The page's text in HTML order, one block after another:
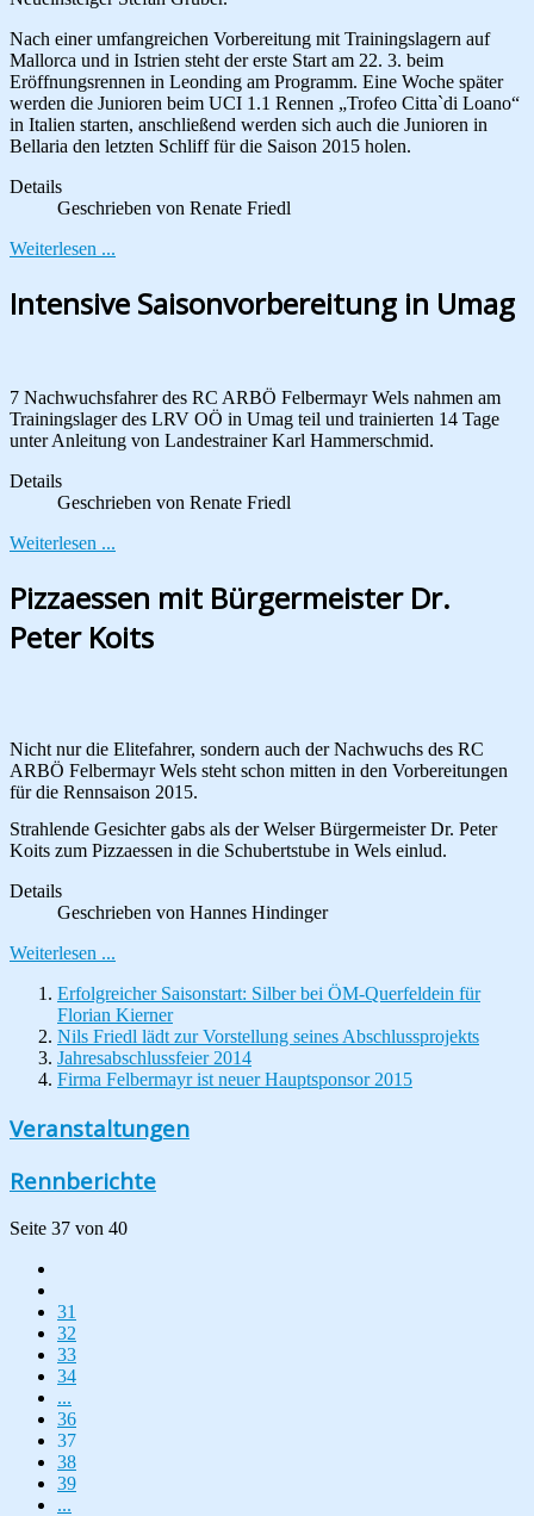
Nach einer umfangreichen Vorbereitung mit Trainingslagern auf
Mallorca und in Istrien steht der erste Start am 22. 3. beim
Eröffnungsrennen in Leonding am Programm. Eine Woche später
werden die Junioren beim UCI 1.1 Rennen „Trofeo Citta`di Loano“
in Italien starten, anschließend werden sich auch die Junioren in
Bellaria den letzten Schliff für die Saison 2015 holen.
Details
Geschrieben von Renate Friedl
Weiterlesen ...
Intensive Saisonvorbereitung in Umag
7 Nachwuchsfahrer des RC ARBÖ Felbermayr Wels nahmen am
Trainingslager des LRV OÖ in Umag teil und trainierten 14 Tage
unter Anleitung von Landestrainer Karl Hammerschmid.
Details
Geschrieben von Renate Friedl
Weiterlesen ...
Pizzaessen mit Bürgermeister Dr.
Peter Koits
Nicht nur die Elitefahrer, sondern auch der Nachwuchs des RC
ARBÖ Felbermayr Wels steht schon mitten in den Vorbereitungen
für die Rennsaison 2015.
Strahlende Gesichter gabs als der Welser Bürgermeister Dr. Peter
Koits zum Pizzaessen in die Schubertstube in Wels einlud.
Details
Geschrieben von Hannes Hindinger
Weiterlesen ...
Erfolgreicher Saisonstart: Silber bei ÖM-Querfeldein für
Florian Kierner
Nils Friedl lädt zur Vorstellung seines Abschlussprojekts
Jahresabschlussfeier 2014
Firma Felbermayr ist neuer Hauptsponsor 2015
Veranstaltungen
Rennberichte
Seite 37 von 40
31
32
33
34
...
36
37
38
39
...